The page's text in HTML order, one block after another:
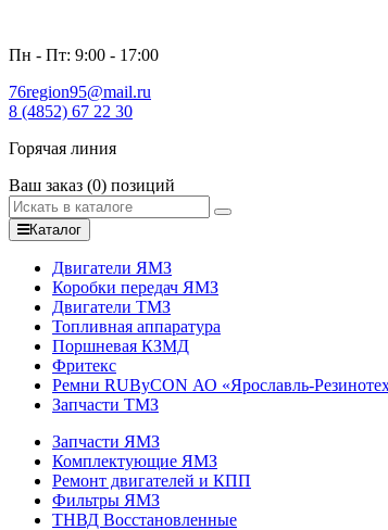
Пн - Пт: 9:00 - 17:00
76region95@mail.ru
8 (4852) 67 22 30
Горячая линия
Ваш заказ (0) позиций
Каталог
Двигатели ЯМЗ
Коробки передач ЯМЗ
Двигатели ТМЗ
Топливная аппаратура
Поршневая КЗМД
Фритекс
Ремни RUByCON АО «Ярославль-
Запчасти ТМЗ
Запчасти ЯМЗ
Комплектующие ЯМЗ
Ремонт двигателей и КПП
Фильтры ЯМЗ
ТНВД Восстановленные